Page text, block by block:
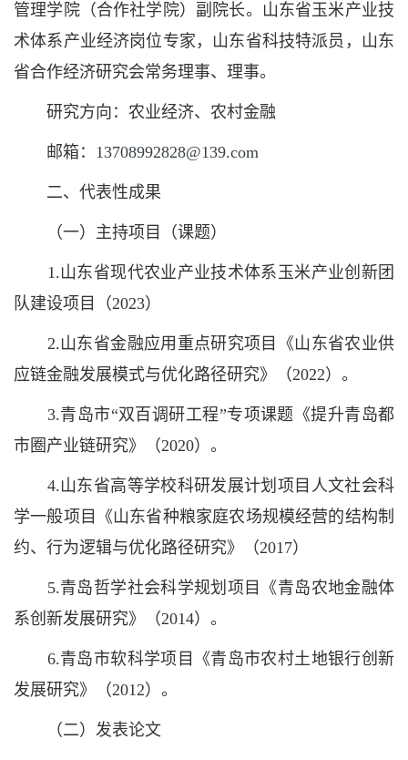
管理学院（合作社学院）副院长。山东省玉米产业技
术体系产业经济岗位专家，山东省科技特派员，山东
省合作经济研究会常务理事、理事。
研究方向：农业经济、农村金融
邮箱： 13708992828@139.com
二、代表性成果
（一）主持项目（课题）
1.山东省现代农业产业技术体系玉米产业创新团
队建设项目（2023）
2.山东省金融应用重点研究项目《山东省农业供
应链金融发展模式与优化路径研究》（2022）。
3.青岛市“双百调研工程”专项课题《提升青岛都
市圈产业链研究》（2020）。
4.山东省高等学校科研发展计划项目人文社会科
学一般项目《山东省种粮家庭农场规模经营的结构制
约、行为逻辑与优化路径研究》（2017）
5.青岛哲学社会科学规划项目《青岛农地金融体
系创新发展研究》（2014）。
6.青岛市软科学项目《青岛市农村土地银行创新
发展研究》（2012）。
（二）发表论文